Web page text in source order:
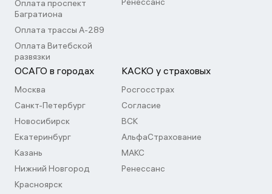
Оплата проспект
Багратиона
Оплата трассы А-289
Оплата Витебской
развязки
ОСАГО в городах
Москва
Санкт-Петербург
Новосибирск
Екатеринбург
Казань
Нижний Новгород
Красноярск
КАСКО у страховых
Росгосстрах
Согласие
ВСК
АльфаСтрахование
МАКС
Ренессанс